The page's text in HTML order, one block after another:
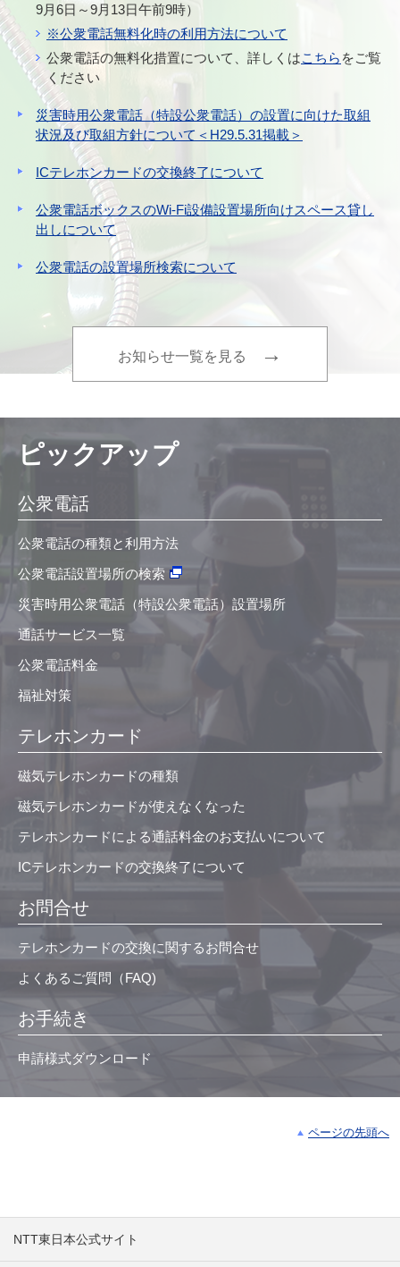
9月6日～9月13日午前9時）
※公衆電話無料化時の利用方法について
公衆電話の無料化措置について、詳しくはこちら をご覧
ください
災害時用公衆電話（特設公衆電話）の設置に向けた取組
状況及び取組方針について＜H29.5.31掲載＞
ICテレホンカードの交換終了について
公衆電話ボックスのWi-Fi設備設置場所向けスペース貸し
出しについて
公衆電話の設置場所検索について
お知らせ一覧を見る →
ピックアップ
公衆電話
公衆電話の種類と利用方法
公衆電話設置場所の検索
災害時用公衆電話（特設公衆電話）設置場所
通話サービス一覧
公衆電話料金
福祉対策
テレホンカード
磁気テレホンカードの種類
磁気テレホンカードが使えなくなった
テレホンカードによる通話料金のお支払いについて
ICテレホンカードの交換終了について
お問合せ
テレホンカードの交換に関するお問合せ
よくあるご質問（FAQ)
お手続き
申請様式ダウンロード
ページの先頭へ
NTT東日本公式サイト